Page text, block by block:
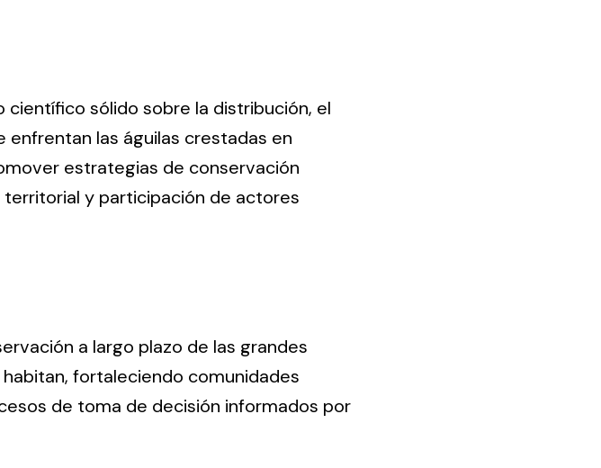
científico sólido sobre la distribución, el
las águilas crestadas en
estrategias de conservación
y participación de actores
a largo plazo de las grandes
fortaleciendo comunidades
de toma de decisión informados por